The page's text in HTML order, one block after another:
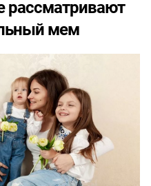
рассматривают
мем